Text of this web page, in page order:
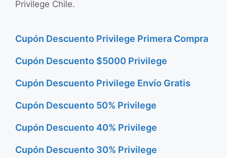
Privilege Chile.
Cupón Descuento Privilege Primera Compra
Cupón Descuento $5000 Privilege
Cupón Descuento Privilege Envío Gratis
Cupón Descuento 50% Privilege
Cupón Descuento 40% Privilege
Cupón Descuento 30% Privilege